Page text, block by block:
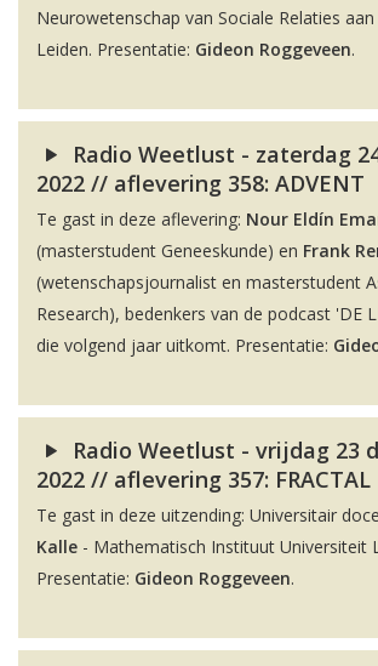
Neurowetenschap van Sociale Relaties
Leiden. Presentatie: Gideon Roggeveen.
Radio Weetlust - zaterdag
2022 // aflevering 358: ADVENT
Te gast in deze aflevering: Nour Eldín
(masterstudent Geneeskunde) en Frank
(wetenschapsjournalist en masterstudent
Research), bedenkers van de podcast 'DE
die volgend jaar uitkomt. Presentatie:
Radio Weetlust - vrijdag 23
2022 // aflevering 357: FRACTAL
Te gast in deze uitzending: Universitair
Kalle - Mathematisch Instituut Universiteit
Presentatie: Gideon Roggeveen.